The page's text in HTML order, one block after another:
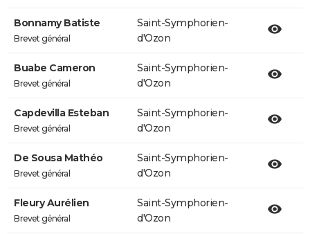
Bonnamy Batiste
Brevet général
Saint-Symphorien-
d'Ozon
Buabe Cameron
Brevet général
Saint-Symphorien-
d'Ozon
Capdevilla Esteban
Brevet général
Saint-Symphorien-
d'Ozon
De Sousa Mathéo
Brevet général
Saint-Symphorien-
d'Ozon
Fleury Aurélien
Brevet général
Saint-Symphorien-
d'Ozon